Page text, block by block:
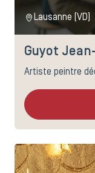
Lausanne (VD)
Guyot
Artiste peintre